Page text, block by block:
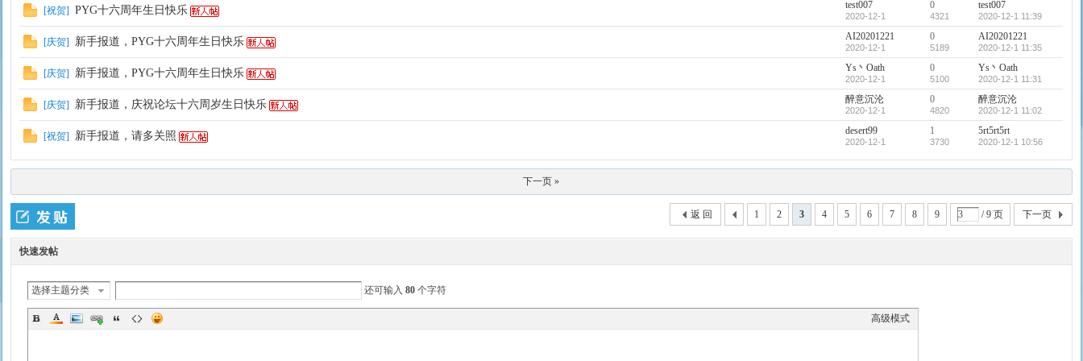
[祝贺] PYG十六周年生日快乐 test007
2020-12-1
0
4321
test007
2020-12-1 11:39
[庆贺] 新手报道，PYG十六周年生日快乐 AI20201221
2020-12-1
0
5189
AI20201221
2020-12-1 11:35
[庆贺] 新手报道，PYG十六周年生日快乐 Ys丶Oath
2020-12-1
0
5100
Ys丶Oath
2020-12-1 11:31
[庆贺] 新手报道，庆祝论坛十六周岁生日快乐 醉意沉沦
2020-12-1
0
4820
醉意沉沦
2020-12-1 11:02
[祝贺] 新手报道，请多关照 desert99
2020-12-1
1
3730
5rt5rt5rt
2020-12-1 10:56
下一页 »
1 2 3 4 5 6 7 8 9 / 9 页 下一页
返 回
快速发帖
选择主题分类 还可输入80 个字符
高级模式